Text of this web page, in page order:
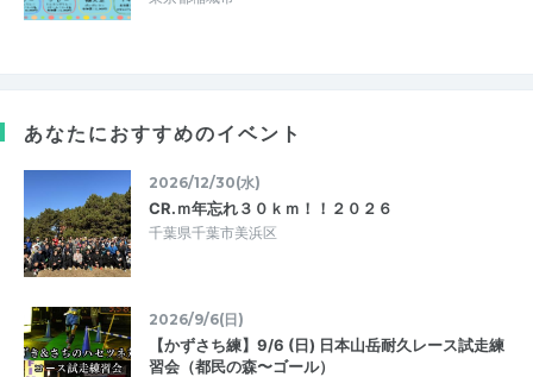
あなたにおすすめのイベント
2026/12/30(水)
CR.ｍ年忘れ３０ｋｍ！！２０２６
千葉県千葉市美浜区
2026/9/6(日)
【かずさち練】9/6 (日) 日本山岳耐久レース試走練
習会（都民の森〜ゴール）